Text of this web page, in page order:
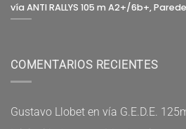
vía ANTI RALLYS 105 m A2+/6b+,
COMENTARIOS RECIENTES
Gustavo Llobet en vía G.E.D.E.